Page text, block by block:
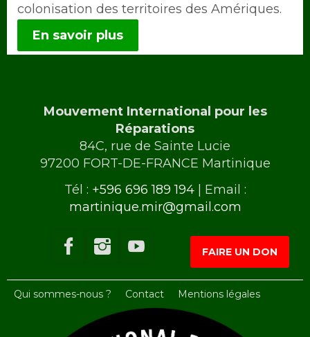
colonisation des territoires des Amériques.
En savoir plus
Mouvement International pour les
Réparations
84C, rue de Sainte Lucie
97200 FORT-DE-FRANCE Martinique
Tél : +596 696 189 194| Email :
martinique.mir@gmail.com
FAIRE UN DON
Qui sommes-nous ? Contact Mentions légales